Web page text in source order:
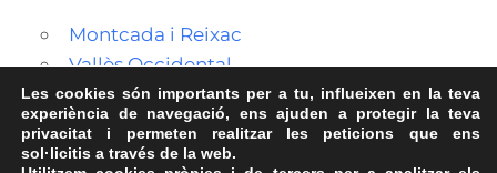
Montcada i Reixac
Vallès Occidental
Les cookies són importants per a tu, influeixen en la teva
experiència de navegació, ens ajuden a protegir la teva
privacitat i permeten realitzar les peticions que ens
sol·licitis a través de la web.